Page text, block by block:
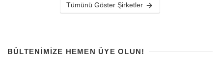
Tümünü Göster Şirketler
BÜLTENIMIZE HEMEN ÜYE OLUN!